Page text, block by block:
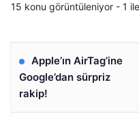
15 konu görüntüleniyor - 1
Apple’ın AirTag’ine
Google’dan sürpriz
rakip!